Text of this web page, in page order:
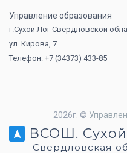
Управление образования
г.Сухой Лог Свердловской
ул. Кирова, 7
Телефон: +7 (34373) 433-85
2026г. ©
ВСОШ.
Свердловская